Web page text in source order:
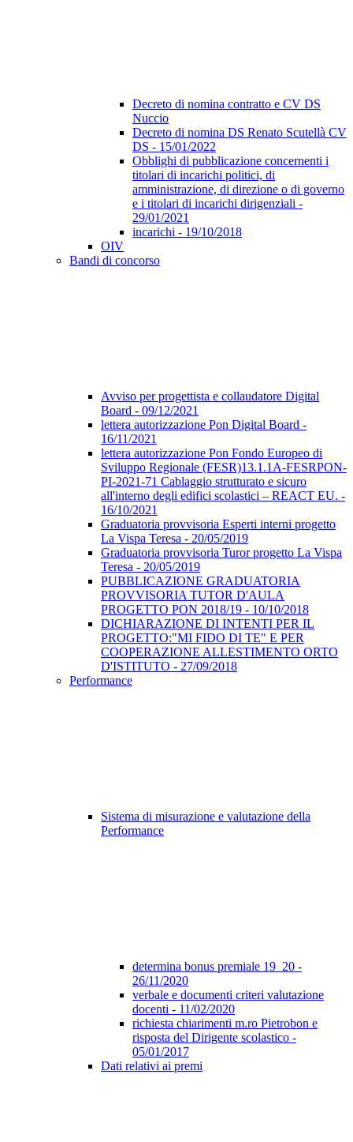
Decreto di nomina contratto e CV DS
Nuccio
Decreto di nomina DS Renato Scutellà CV
DS - 15/01/2022
Obblighi di pubblicazione concernenti i
titolari di incarichi politici, di
amministrazione, di direzione o di governo
e i titolari di incarichi dirigenziali -
29/01/2021
incarichi - 19/10/2018
OIV
Bandi di concorso
Avviso per progettista e collaudatore Digital
Board - 09/12/2021
lettera autorizzazione Pon Digital Board -
16/11/2021
lettera autorizzazione Pon Fondo Europeo di
Sviluppo Regionale (FESR)13.1.1A-FESRPON-
PI-2021-71 Cablaggio strutturato e sicuro
all'interno degli edifici scolastici – REACT EU. -
16/10/2021
Graduatoria provvisoria Esperti interni progetto
La Vispa Teresa - 20/05/2019
Graduatoria provvisoria Turor progetto La Vispa
Teresa - 20/05/2019
PUBBLICAZIONE GRADUATORIA
PROVVISORIA TUTOR D'AULA
PROGETTO PON 2018/19 - 10/10/2018
DICHIARAZIONE DI INTENTI PER IL
PROGETTO:"MI FIDO DI TE" E PER
COOPERAZIONE ALLESTIMENTO ORTO
D'ISTITUTO - 27/09/2018
Performance
Sistema di misurazione e valutazione della
Performance
determina bonus premiale 19_20 -
26/11/2020
verbale e documenti criteri valutazione
docenti - 11/02/2020
richiesta chiarimenti m.ro Pietrobon e
risposta del Dirigente scolastico -
05/01/2017
Dati relativi ai premi